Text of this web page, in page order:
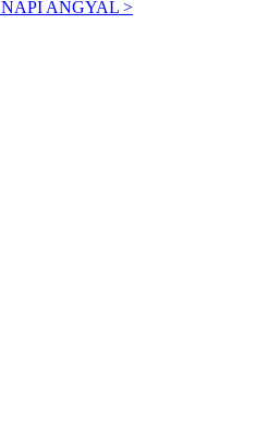
NAPI ANGYAL >